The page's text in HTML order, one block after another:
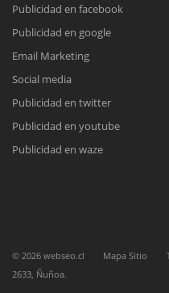
Nuestros ejecutivos le
Meet
Todos nuestros ejecutivos
Publicidad en facebook
Publicidad en google
Email Marketing
Social media
Publicidad en twitter
Publicidad en youtube
Publicidad en waze
© 2026 webseo.cl Mapa Sitio
2633, Ñuñoa.